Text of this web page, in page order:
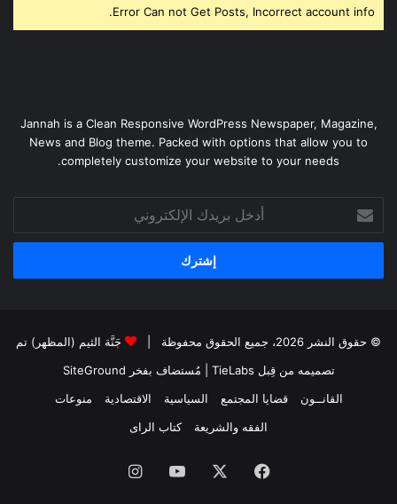
Error Can not Get Posts, Incorrect account info.
Jannah is a Clean Responsive WordPress Newspaper, Magazine,
News and Blog theme. Packed with options that allow you to
completely customize your website to your needs.
بريدك
الإلكتروني
© حقوق النشر 2026، جميع الحقوق محفوظة |
جَنَّة الثيم (المظهر) تم
تصميمه من قِبل TieLabs
| مُستضاف بفخر SiteGround
القانــون
قضايا المجتمع السياسية الاقتصادية
منوعات
الفقه والشريعة
كتاب الراى
فيسبوك يوتيوبانستقرام